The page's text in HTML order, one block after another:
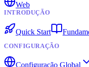
Web
INTRODUÇÃO
Quick Start
CONFIGURAÇÃO
Configuração Global